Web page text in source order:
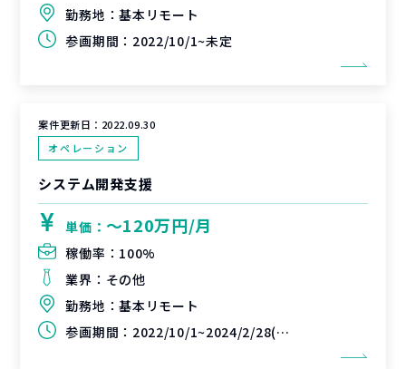
勤務地：基本リモート
参画期間： 2022/10/1~未定
案件更新日： 2022.09.30
オペレーション
システム開発支援
単価： 〜120万円/月
稼働率： 100%
業界： その他
勤務地：基本リモート
参画期間： 2022/10/1~2024/2/28(延長可能性あり)